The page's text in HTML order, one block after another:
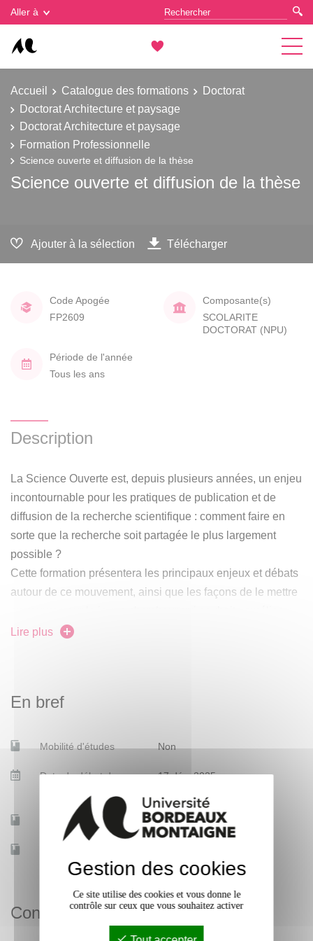
Aller à
Accueil Catalogue des formations
Doctorat
Doctorat Architecture et paysage
Doctorat Architecture et paysage
Formation Professionnelle
Science ouverte et diffusion de la thèse
Science ouverte et diffusion de la thèse
Ajouter à la sélection Télécharger
Code Apogée
FP2609
Composante(s)
SCOLARITE
DOCTORAT (NPU)
Période de l'année
Tous les ans
Description
La Science Ouverte est, depuis plusieurs années, un enjeu
incontournable pour les pratiques de publication et de
diffusion de la recherche scientifique : comment faire en
sorte que la recherche soit partagée le plus largement
possible ?
Cette formation présentera les principaux enjeux et débats
autour de ce mouvement, ainsi que les façons de le mettre
la visibilité sur le Web de ses travaux passés et à venir.
Lire plus
En bref
Mobilité d'études Non
Date de début des
17 déc. 2025
Accessible à distance Non
Contacts
Gestion des cookies
Gestion des cookies
Ce site utilise des cookies et vous donne le
contrôle sur ceux que vous souhaitez activer